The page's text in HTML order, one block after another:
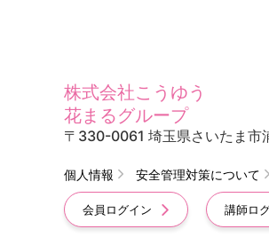
株式会社こうゆう
花まるグループ
〒330-0061 埼玉県さいたま市
個人情報 安全管理対策について
会員ログイン 講師ロ